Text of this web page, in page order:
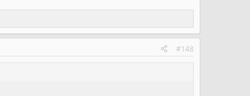
#148